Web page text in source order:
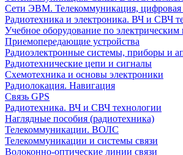
Сети ЭВМ. Телекоммуникация, цифровая
Радиотехника и электроника. ВЧ и СВЧ
Учебное оборудование по электрическим
Приемопередающие устройства
Радиоэлектронные системы, приборы и
Радиотехнические цепи и сигналы
Схемотехника и основы электроники
Радиолокация. Навигация
Связь GPS
Радиотехника. ВЧ и СВЧ технологии
Наглядные пособия (радиотехника)
Телекоммуникации. ВОЛС
Телекоммуникации и системы связи
Волоконно-оптические линии связи